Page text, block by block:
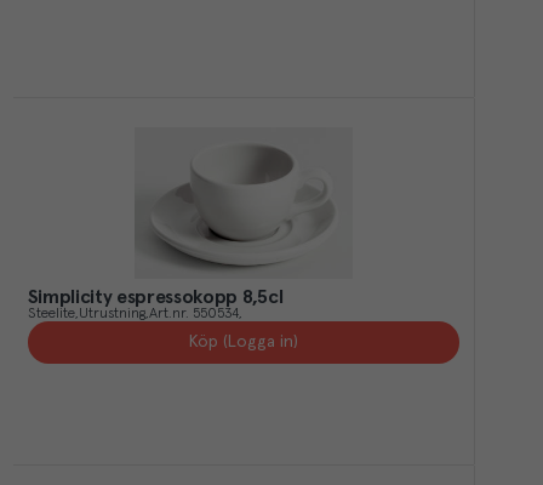
Simplicity espressokopp 8,5cl
Steelite Utrustning Art.nr. 550534
Köp (Logga in)